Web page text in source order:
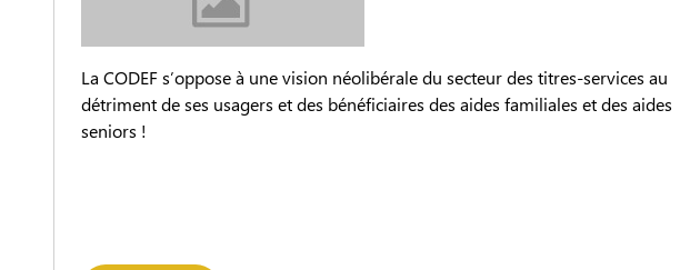
La CODEF s’oppose à une vision néolibérale du secteur des titres-services au
détriment de ses usagers et des bénéficiaires des aides familiales et des aides
seniors !